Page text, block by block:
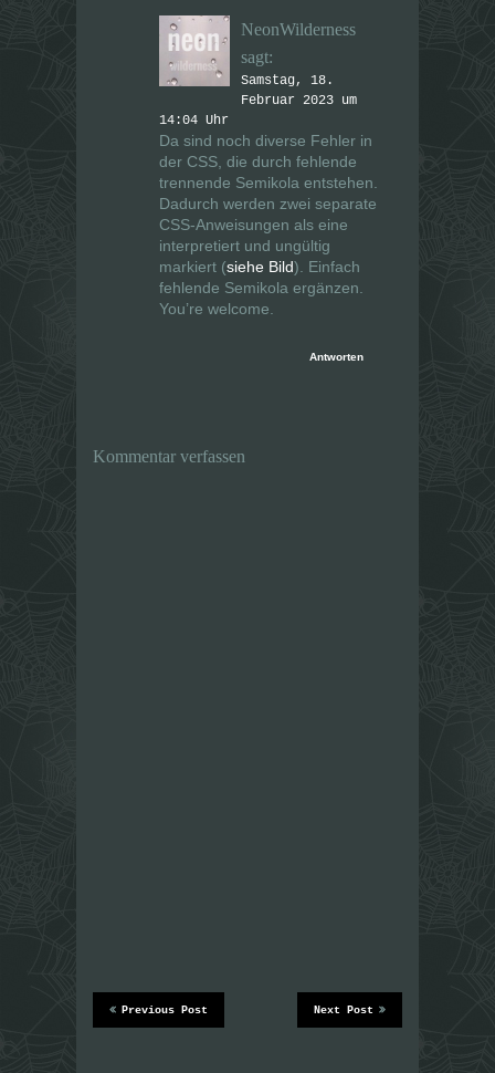
NeonWilderness
sagt:
Samstag, 18.
Februar 2023 um
14:04 Uhr
Da sind noch diverse Fehler in
der CSS, die durch fehlende
trennende Semikola entstehen.
Dadurch werden zwei separate
CSS-Anweisungen als eine
interpretiert und ungültig
markiert (siehe Bild). Einfach
fehlende Semikola ergänzen.
You’re welcome.
Antworten
Kommentar verfassen
Next Post
Previous Post